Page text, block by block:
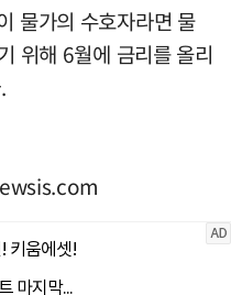
물가의 수호자라면 물
위해 6월에 금리를 올리